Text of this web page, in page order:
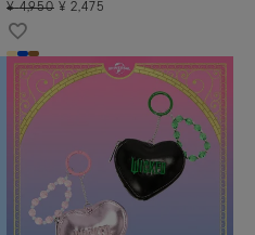
¥ 4,950 ¥ 2,475